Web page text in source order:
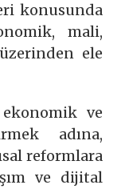
konusunda
mali,
ele
ekonomik ve
adına,
reformlara
ve dijital